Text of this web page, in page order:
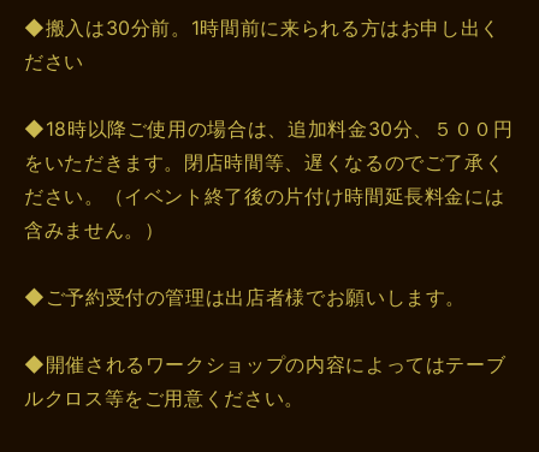
◆搬入は30分前。1時間前に来られる方はお申し出く
ださい
◆18時以降ご使用の場合は、追加料金30分、５００円
をいただきます。閉店時間等、遅くなるのでご了承く
ださい。（イベント終了後の片付け時間延長料金には
含みません。）
◆ご予約受付の管理は出店者様でお願いします。
◆開催されるワークショップの内容によってはテーブ
ルクロス等をご用意ください。